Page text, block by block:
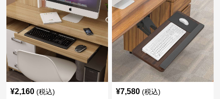
¥2,160 (税込) ¥7,580 (税込)